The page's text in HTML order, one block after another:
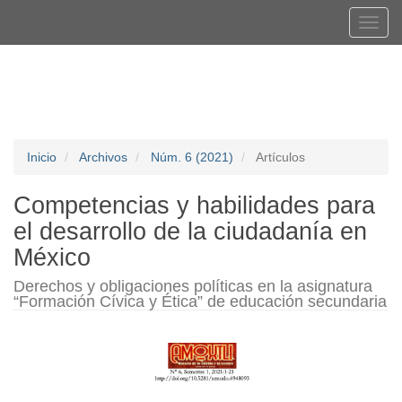
Inicio Archivos Núm. 6 (2021) Artículos
Competencias y habilidades para
el desarrollo de la ciudadanía en
México
Derechos y obligaciones políticas en la asignatura
“Formación Cívica y Ética” de educación secundaria